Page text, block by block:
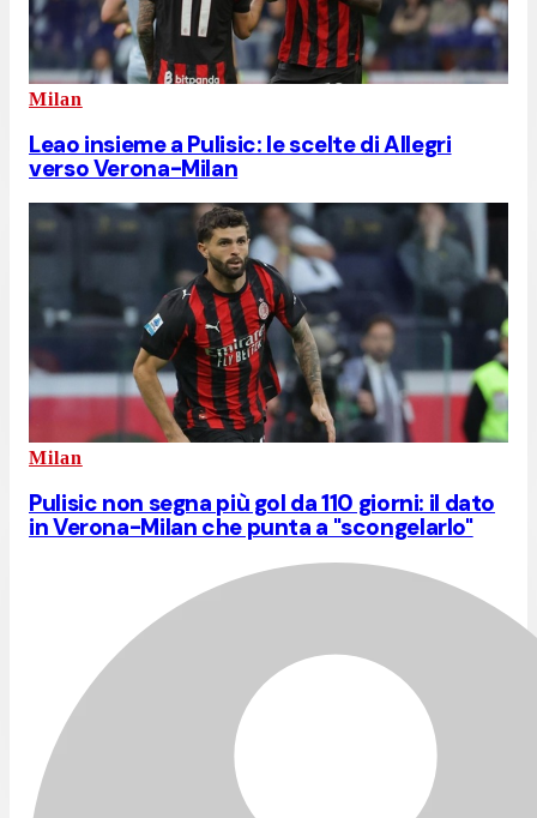
Milan
Leao insieme a Pulisic: le scelte di Allegri
verso Verona-Milan
Milan
Pulisic non segna più gol da 110 giorni: il dato
in Verona-Milan che punta a "scongelarlo"